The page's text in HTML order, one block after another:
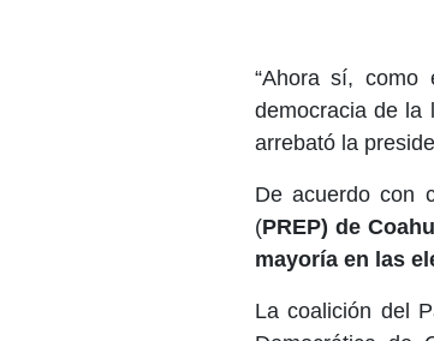
“Ahora sí, como
democracia de la
arrebató la
De acuerdo con
(PREP) de
mayoría en las
La coalición del